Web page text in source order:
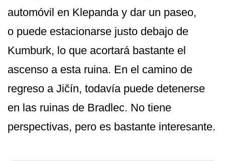
automóvil en Klepanda y dar un paseo,
o puede estacionarse justo debajo de
Kumburk, lo que acortará bastante el
ascenso a esta ruina. En el camino de
regreso a Jičín, todavía puede detenerse
en las ruinas de Bradlec. No tiene
perspectivas, pero es bastante interesante.